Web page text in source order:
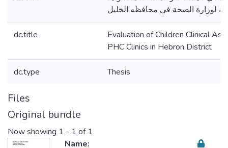
لوزارة الصحة في محافظه الخليل
dc.title
Evaluation of Children Clinical
PHC Clinics in Hebron District
dc.type Thesis
Files
Original bundle
Now showing 1 - 1 of 1
Name: